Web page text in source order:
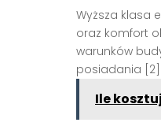
Wyższa klasa
oraz komfort
warunków
posiadania
Ile